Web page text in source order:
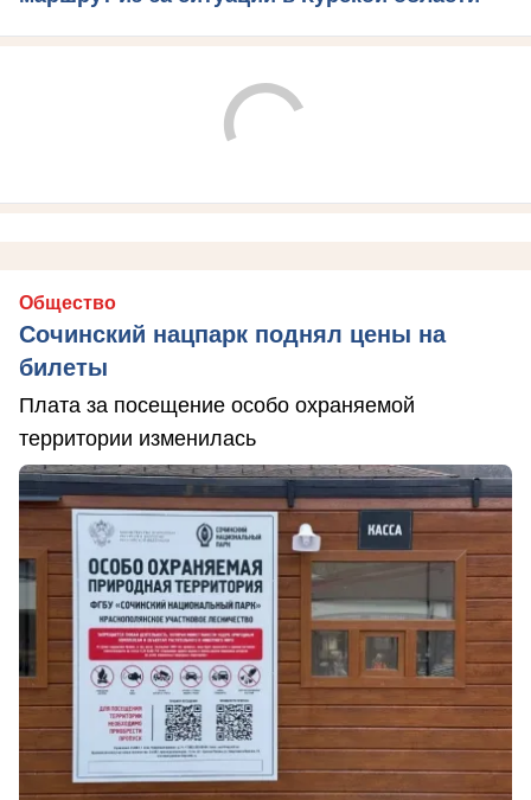
Общество
Сочинский нацпарк поднял цены на
билеты
Плата за посещение особо охраняемой
территории изменилась